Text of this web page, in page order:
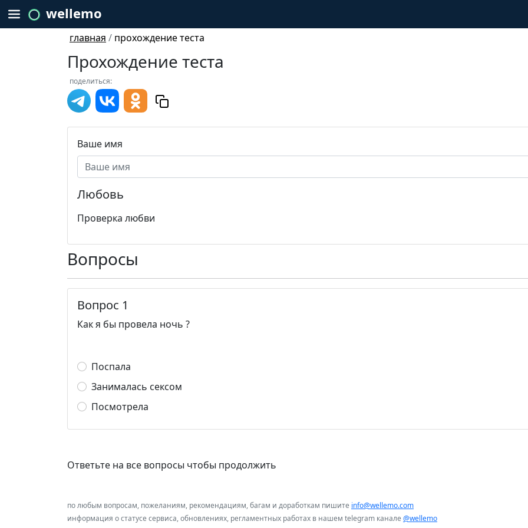
wellemo
главная / прохождение теста
Прохождение теста
поделиться:
Ваше имя
Любовь
Проверка любви
Вопросы
Вопрос 1
Как я бы провела ночь ?
Поспала
Занималась сексом
Посмотрела
Ответьте на все вопросы чтобы продолжить
по любым вопросам, пожеланиям, рекомендациям, багам и доработкам пишите info@wellemo.com
информация о статусе сервиса, обновлениях, регламентных работах в нашем telegram канале @wellemo